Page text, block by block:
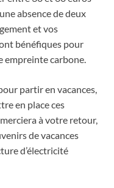
absence de deux
et vos
bénéfiques pour
empreinte carbone.
partir en vacances,
en place ces
à votre retour,
de vacances
d’électricité